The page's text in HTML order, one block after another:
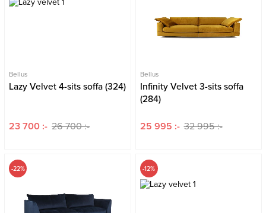
Bellus
Lazy Velvet 4-sits soffa (324)
23 700 :- 26 700 :-
Bellus
Infinity Velvet 3-sits soffa
(284)
25 995 :- 32 995 :-
-22% -12%